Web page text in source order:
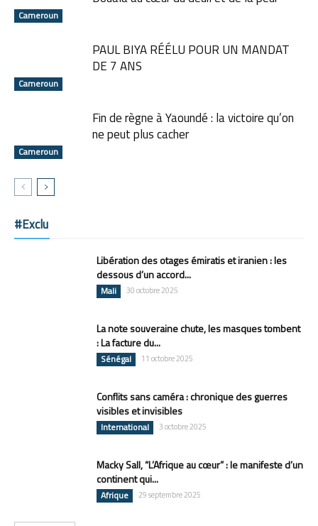
Cameroun
Cameroun
PAUL BIYA RÉÉLU POUR UN MANDAT
DE 7 ANS
Cameroun
Fin de règne à Yaoundé : la victoire qu’on
ne peut plus cacher
#Exclu
Libération des otages émiratis et iranien : les
dessous d’un accord...
Mali 30 octobre 2025
La note souveraine chute, les masques tombent
: La facture du...
Sénégal 11 octobre 2025
Conflits sans caméra : chronique des guerres
visibles et invisibles
International 3 octobre 2025
Macky Sall, “L’Afrique au cœur” : le manifeste d’un
continent qui...
Afrique 29 septembre 2025